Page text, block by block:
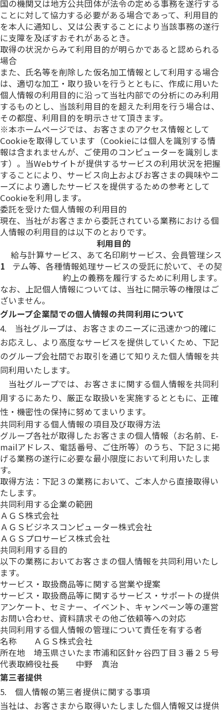
国の機関又は地方公共団体が法令の定める事務を遂行する
ことに対して協力する必要がある場合であって、利用目的
を本人に通知し、又は公表することにより当該事務の遂行
に支障を及ぼすおそれがあるとき。
取得の状況からみて利用目的が明らかであると認められる
場合
また、氏名等を削除した仮名加工情報として利用する場合
は、適切な加工・取り扱いを行うとともに、作成に用いた
個人情報の利用目的に沿って当社内部での分析にのみ利用
するものとし、当該利用目的を超えた利用を行う場合は、
その都度、利用目的を明示させて頂きます。
※本ホームページでは、お客さまのアクセス情報として
Cookieを取得しています（Cookieには個人を識別する情
報は含まれませんが、ご使用のコンピューターを識別しま
す）。当Webサイトが提供するサービスの利用状況を把握
することにより、サービス向上およびお客さまの興味やニ
ーズにより適したサービスを提供するための参考として
Cookieを利用します。
委託を受けた個人情報の利用目的
現在、当社がお客さまから委託されている業務における個
人情報の利用目的は以下のとおりです。
利用目的
1
給与計算サービス、あて名印刷サービス、会員管理シス
テム等、各種情報処理サービスの受託に於いて、その契
約上の義務を履行するために利用します。
なお、上記個人情報については、当社に開示等の権限はご
ざいません。
グループ企業間での個人情報の共同利用について
4. 当社グループは、お客さまのニーズに迅速かつ的確に
お応えし、より高度なサービスを提供していくため、下記
のグループ会社間でお取引を通じて知りえた個人情報を共
同利用いたします。
当社グループでは、お客さまに関する個人情報を共同利
用するにあたり、厳正な取扱いを実施するとともに、正確
性・機密性の保持に努めてまいります。
共同利用する個人情報の項目及び取得方法
グループ各社が取得したお客さまの個人情報（お名前、E-
mailアドレス、電話番号、ご住所等）のうち、下記３に掲
げる業務の遂行に必要な最小限度において利用いたしま
す。
取得方法：下記３の業務において、ご本人から直接取得い
たします。
共同利用する企業の範囲
ＡＧＳ株式会社
ＡＧＳビジネスコンピューター株式会社
ＡＧＳプロサービス株式会社
共同利用する目的
以下の業務においてお客さまの個人情報を共同利用いたし
ます。
サービス・取扱商品等に関する営業や提案
サービス・取扱商品等に関するサービス・サポートの提供
アンケート、セミナー、イベント、キャンペーン等の運営
お問い合わせ、資料請求その他ご依頼等への対応
共同利用する個人情報の管理について責任を有する者
名称 ＡＧＳ株式会社
所在地 埼玉県さいたま市浦和区針ヶ谷四丁目３番２５号
代表取締役社長 中野 真治
第三者提供
5. 個人情報の第三者提供に関する事項
当社は、お客さまから取得いたしました個人情報又は提供